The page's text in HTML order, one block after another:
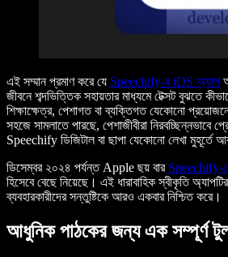
এই সম্মান প্রমাণ করে যে Speechify-র iOS অ্যাপ
জীবনে শব্দভিত্তিক সহায়তার মাধ্যমে টেক্সট বুঝতে
শিক্ষাক্ষেত্র, পেশাগত বা ব্যক্তিগত যেকোনো
সহজে সামলাতে পারছে, পেশাজীবীরা নিরবচ্ছিন্নভাবে
Speechify ডিজিটাল বা ছাপা যেকোনো লেখা মুহূর্তে
ডিসেম্বর ২০২৪ পর্যন্ত Apple ছয় বার Speechify-
হিসেবে বেছে নিয়েছে। এই ধারাবাহিক স্বীকৃতি
ব্যবহারকারীদের সন্তুষ্টিকে আরও একবার নিশ্চিত করে।
আধুনিক পাঠকের জন্য এক সম্পূর্ণ